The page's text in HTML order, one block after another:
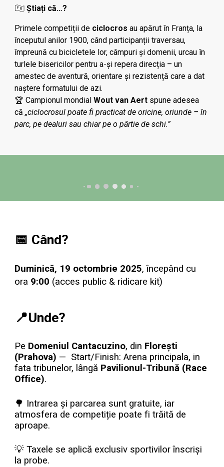
🇫🇷 Știați că…?
Primele competiții de ciclocros au apărut în Franța, la
începutul anilor 1900, când participanții traversau,
împreună cu bicicletele lor, câmpuri și domenii, urcau în
turlele bisericilor pentru a-și repera direcția – un
amestec de aventură, orientare și rezistență care a dat
naștere formatului de azi.
🏆 Campionul mondialWout van Aert spune adesea
că„ciclocrosul poate fi practicat de oricine, oriunde – în
parc, pe dealuri sau chiar pe o pârtie de schi.”
📅 Când?
Duminică, 19 octombrie 2025, începând cu
ora 9:00 (acces public & ridicare kit)
📍Unde?
Pe Domeniul Cantacuzino, din Florești
(Prahova) — Start/Finish: Arena principala, in
fata tribunelor, lângă Pavilionul-Tribună (Race
Office).
🌳 Intrarea și parcarea sunt gratuite, iar
atmosfera de competiție poate fi trăită de
aproape.
💡 Taxele se aplică exclusiv sportivilor înscriși
la probe.